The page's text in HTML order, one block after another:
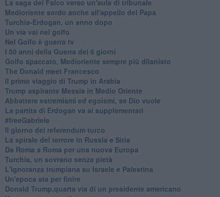
La saga del Falco verso un'aula di tribunale
Medioriente sordo anche all'appello del Papa
Turchia-Erdogan, un anno dopo
Un via vai nel golfo
Nel Golfo è guerra tv
I 50 anni della Guerra dei 6 giorni
Golfo spaccato, Medioriente sempre più dilaniato
The Donald meet Francesco
Il primo viaggio di Trump in Arabia
Trump aspirante Messia in Medio Oriente
Abbattere estremismi ed egoismi, se Dio vuole
La partita di Erdogan va ai supplementari
#freeGabriele
Il giorno del referendum turco
La spirale del terrore in Russia e Siria
Da Roma a Roma per una nuova Europa
Turchia, un sovrano senza pietà
L'ignoranza trumpiana su Israele e Palestina
Un'epoca sta per finire
Donald Trump,quarta via di un presidente americano